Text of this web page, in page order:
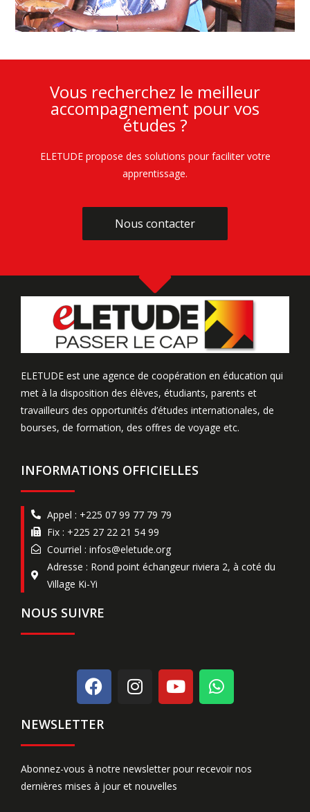
Vous recherchez le meilleur
accompagnement pour vos
études ?
ELETUDE propose des solutions pour faciliter votre
apprentissage.
Nous contacter
Nous contacter
ELETUDE est une agence de coopération en éducation qui
met à la disposition des élèves, étudiants, parents et
travailleurs des opportunités d’études internationales, de
bourses, de formation, des offres de voyage etc.
INFORMATIONS OFFICIELLES
Appel : +225 07 99 77 79 79
Fix : +225 27 22 21 54 99
Courriel : infos@eletude.org
Adresse : Rond point échangeur riviera 2, à coté du
Village Ki-Yi
NOUS SUIVRE
NEWSLETTER
Abonnez-vous à notre newsletter pour recevoir nos
dernières mises à jour et nouvelles